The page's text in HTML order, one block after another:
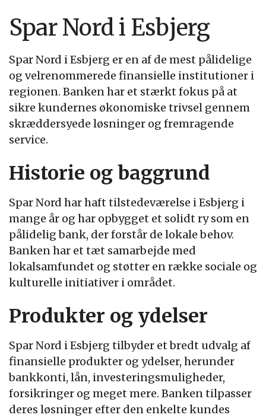
Spar Nord i Esbjerg
Spar Nord i Esbjerg er en af de mest pålidelige
og velrenommerede finansielle institutioner i
regionen. Banken har et stærkt fokus på at
sikre kundernes økonomiske trivsel gennem
skræddersyede løsninger og fremragende
service.
Historie og baggrund
Spar Nord har haft tilstedeværelse i Esbjerg i
mange år og har opbygget et solidt ry som en
pålidelig bank, der forstår de lokale behov.
Banken har et tæt samarbejde med
lokalsamfundet og støtter en række sociale og
kulturelle initiativer i området.
Produkter og ydelser
Spar Nord i Esbjerg tilbyder et bredt udvalg af
finansielle produkter og ydelser, herunder
bankkonti, lån, investeringsmuligheder,
forsikringer og meget mere. Banken tilpasser
deres løsninger efter den enkelte kundes